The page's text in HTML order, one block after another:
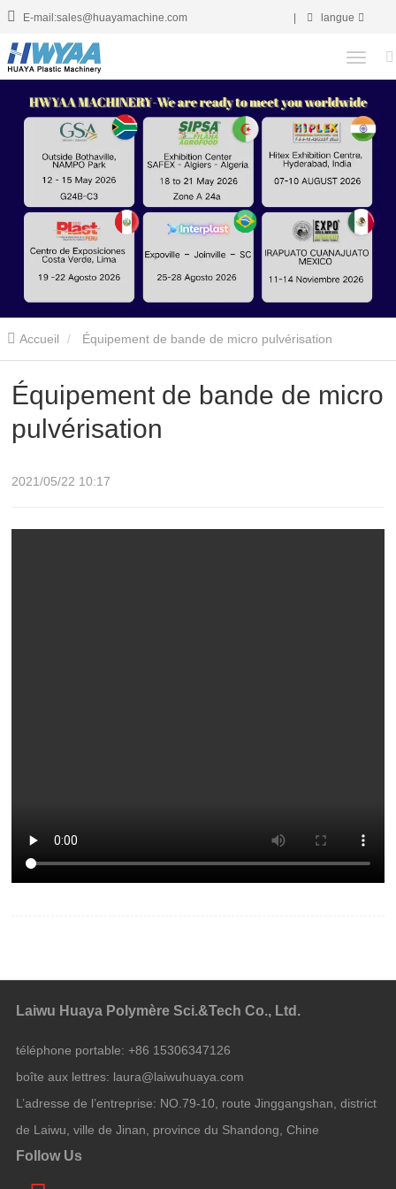
E-mail:sales@huayamachine.com langue
Accueil Équipement de bande de micro pulvérisation
Équipement de bande de micro
pulvérisation
2021/05/22 10:17
Laiwu Huaya Polymère Sci.&Tech Co., Ltd.
téléphone portable: +86 15306347126
boîte aux lettres: laura@laiwuhuaya.com
L’adresse de l’entreprise: NO.79-10, route Jinggangshan, district
de Laiwu, ville de Jinan, province du Shandong, Chine
Follow Us